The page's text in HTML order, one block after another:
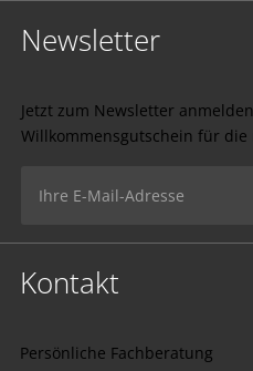
Newsletter
Jetzt zum Newsletter
Willkommensgutschein für die
Kontakt
Persönliche Fachberatung